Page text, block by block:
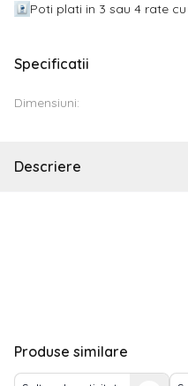
Poti plati in 3 sau 4 rate
Specificatii
Dimensiuni:
Descriere
Produse similare